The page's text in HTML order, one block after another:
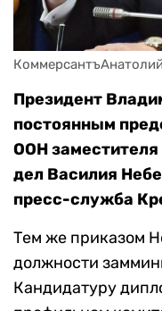
Президент
постоянным
ООН
дел Василия
пресс-служба
Тем же приказом
должности
Кандидатуру